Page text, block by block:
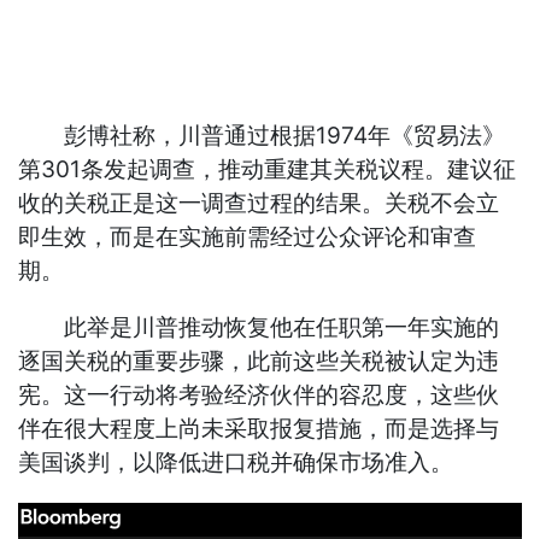
彭博社称，川普通过根据1974年《贸易法》
第301条发起调查，推动重建其关税议程。建议征
收的关税正是这一调查过程的结果。关税不会立
即生效，而是在实施前需经过公众评论和审查
期。
此举是川普推动恢复他在任职第一年实施的
逐国关税的重要步骤，此前这些关税被认定为违
宪。这一行动将考验经济伙伴的容忍度，这些伙
伴在很大程度上尚未采取报复措施，而是选择与
美国谈判，以降低进口税并确保市场准入。